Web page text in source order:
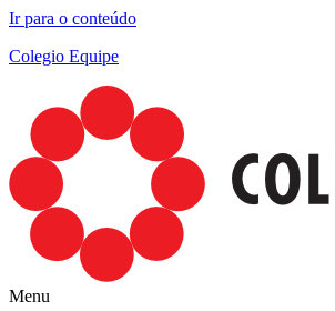
Ir para o conteúdo
Colegio Equipe
Menu